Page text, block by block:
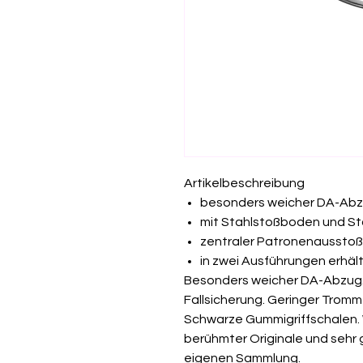
Artikelbeschreibung
besonders weicher DA-
mit Stahlstoßboden und
zentraler
in zwei Ausführungen
Besonders weicher DA-
Fallsicherung. Geringer
Schwarze
berühmter Originale und
eigenen Sammlung.